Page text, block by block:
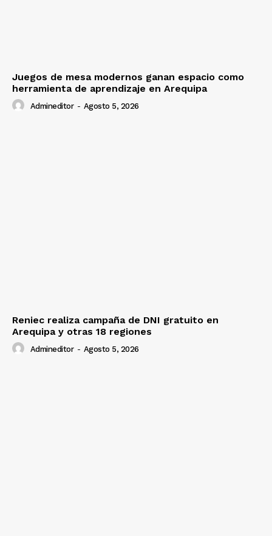
Juegos de mesa modernos ganan espacio como
herramienta de aprendizaje en Arequipa
Admineditor - Agosto 5, 2026
Reniec realiza campaña de DNI gratuito en
Arequipa y otras 18 regiones
Admineditor - Agosto 5, 2026